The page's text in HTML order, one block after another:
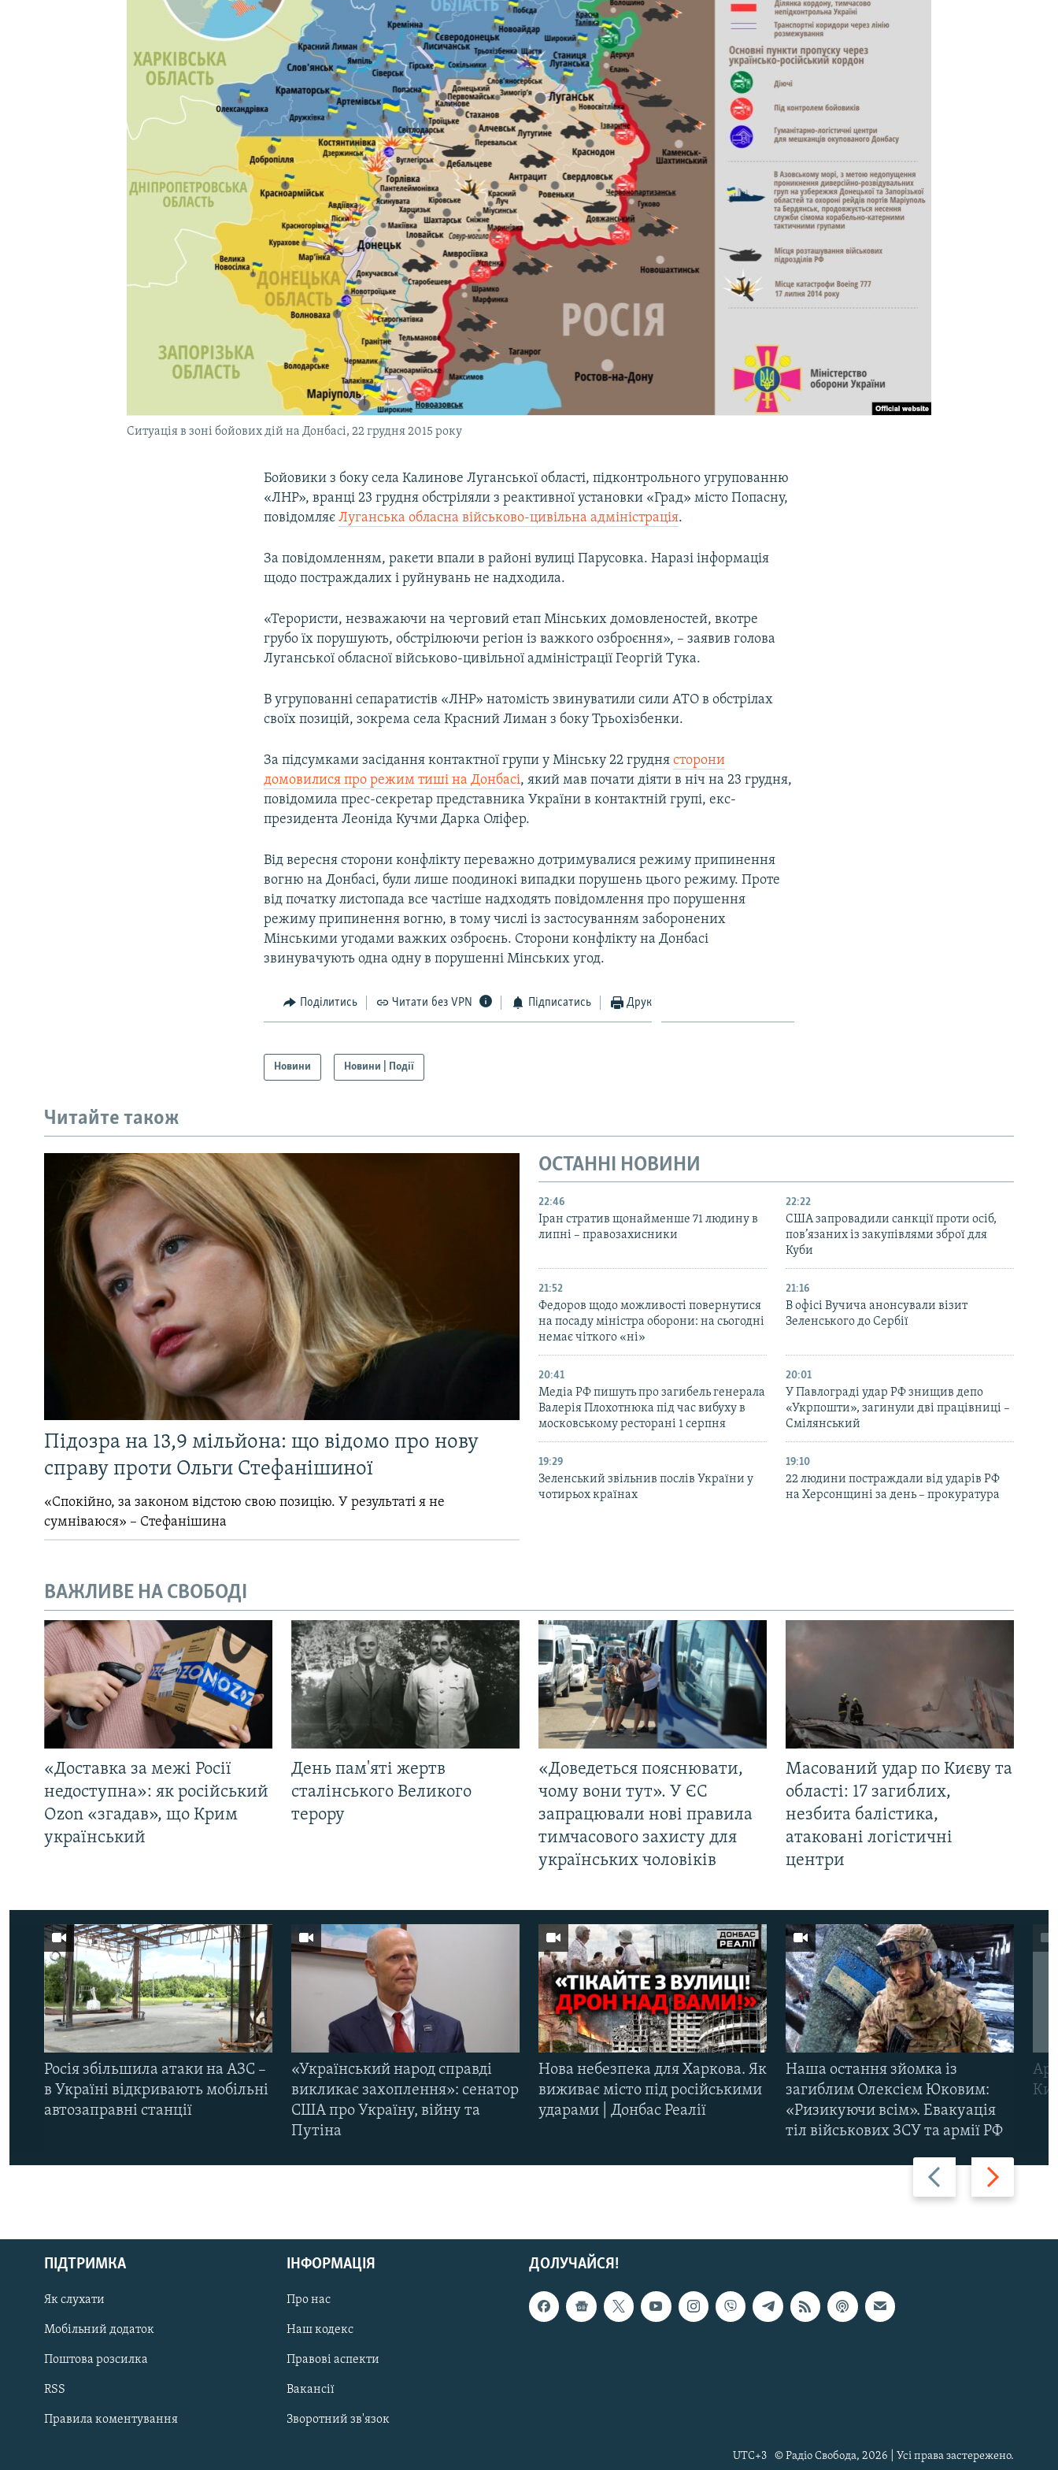
РУС
ДОЛУЧАЙСЯ!
Ситуація в зоні бойових дій на Донбасі, 22 грудня 2015 року
Бойовики з боку села Калинове Луганської області, підконтрольного угрупованню
«ЛНР», вранці 23 грудня обстріляли з реактивної установки «Град» місто Попасну,
повідомляєЛуганська обласна військово-цивільна адміністрація.
За повідомленням, ракети впали в районі вулиці Парусовка. Наразі інформація
щодо постраждалих і руйнувань не надходила.
«Терористи, незважаючи на черговий етап Мінських домовленостей, вкотре
грубо їх порушують, обстрілюючи регіон із важкого озброєння», – заявив голова
Луганської обласної військово-цивільної адміністрації Георгій Тука.
В угрупованні сепаратистів «ЛНР» натомість звинуватили сили АТО в обстрілах
своїх позицій, зокрема села Красний Лиман з боку Трьохізбенки.
За підсумками засідання контактної групи у Мінську 22 груднясторони
домовилися про режим тиші на Донбасі, який мав почати діяти в ніч на 23 грудня,
повідомила прес-секретар представника України в контактній групі, екс-
президента Леоніда Кучми Дарка Оліфер.
Від вересня сторони конфлікту переважно дотримувалися режиму припинення
вогню на Донбасі, були лише поодинокі випадки порушень цього режиму. Проте
від початку листопада все частіше надходять повідомлення про порушення
режиму припинення вогню, в тому числі із застосуванням заборонених
Мінськими угодами важких озброєнь. Сторони конфлікту на Донбасі
звинувачують одна одну в порушенні Мінських угод.
Поділитись Читати без VPN Підписатись Друк
Новини Новини | Події
Читайте також
Підозра на 13,9 мільйона: що відомо про нову
справу проти Ольги Стефанішиної
«Спокійно, за законом відстою свою позицію. У результаті я не
сумніваюся» – Стефанішина
ОСТАННІ НОВИНИ
22:46
Іран стратив щонайменше 71 людину в
липні – правозахисники
22:22
США запровадили санкції проти осіб,
пов’язаних із закупівлями зброї для
Куби
21:52
Федоров щодо можливості повернутися
на посаду міністра оборони: на сьогодні
немає чіткого «ні»
21:16
В офісі Вучича анонсували візит
Зеленського до Сербії
20:41
Медіа РФ пишуть про загибель генерала
Валерія Плохотнюка під час вибуху в
московському ресторані 1 серпня
20:01
У Павлограді удар РФ знищив депо
«Укрпошти», загинули дві працівниці –
Смілянський
19:29
Зеленський звільнив послів України у
чотирьох країнах
19:10
22 людини постраждали від ударів РФ
на Херсонщині за день – прокуратура
ВАЖЛИВЕ НА СВОБОДІ
«Доставка за межі Росії
недоступна»: як російський
Ozon «згадав», що Крим
український
День пам'яті жертв
сталінського Великого
терору
«Доведеться пояснювати,
чому вони тут». У ЄС
запрацювали нові правила
тимчасового захисту для
українських чоловіків
Масований удар по Києву та
області: 17 загиблих,
незбита балістика,
атаковані логістичні
центри
Назад Вперед
Росія збільшила атаки на АЗС –
в Україні відкривають мобільні
автозаправні станції
«Український народ справді
викликає захоплення»: сенатор
США про Україну, війну та
Путіна
Нова небезпека для Харкова. Як
виживає місто під російськими
ударами | Донбас Реалії
Наша остання зйомка із
загиблим Олексієм Юковим:
«Ризикуючи всім». Евакуація
тіл військових ЗСУ та армії РФ
ДОЛУЧАЙСЯ!
ПІДТРИМКА
Як слухати
Мобільний додаток
Поштова розсилка
RSS
Правила коментування
ІНФОРМАЦІЯ
Про нас
Наш кодекс
Правові аспекти
Вакансії
Зворотний зв'язок
© Радіо Свобода, 2026 | Усі права застережено.
UTC+3